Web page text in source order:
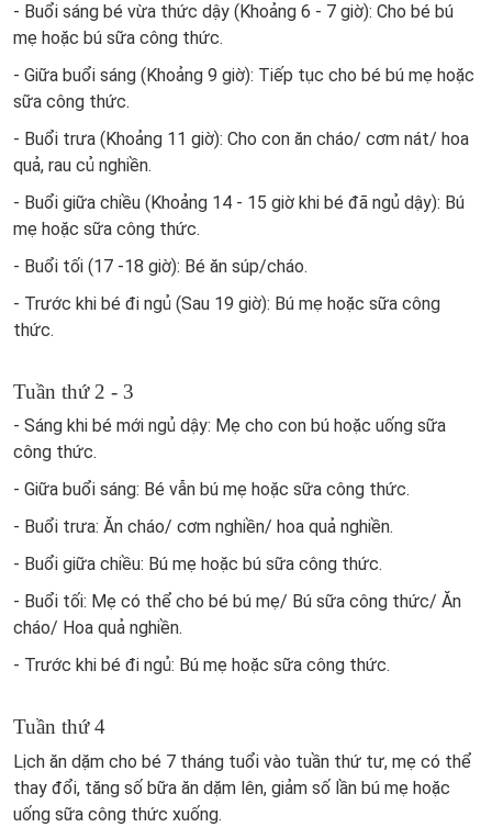
- Buổi sáng bé vừa thức dậy (Khoảng 6 - 7 giờ): Cho bé bú
mẹ hoặc bú sữa công thức.
- Giữa buổi sáng (Khoảng 9 giờ): Tiếp tục cho bé bú mẹ hoặc
sữa công thức.
- Buổi trưa (Khoảng 11 giờ): Cho con ăn cháo/ cơm nát/ hoa
quả, rau củ nghiền.
- Buổi giữa chiều (Khoảng 14 - 15 giờ khi bé đã ngủ dậy): Bú
mẹ hoặc sữa công thức.
- Buổi tối (17 -18 giờ): Bé ăn súp/cháo.
- Trước khi bé đi ngủ (Sau 19 giờ): Bú mẹ hoặc sữa công
thức.
Tuần thứ 2 - 3
- Sáng khi bé mới ngủ dậy: Mẹ cho con bú hoặc uống sữa
công thức.
- Giữa buổi sáng: Bé vẫn bú mẹ hoặc sữa công thức.
- Buổi trưa: Ăn cháo/ cơm nghiền/ hoa quả nghiền.
- Buổi giữa chiều: Bú mẹ hoặc bú sữa công thức.
- Buổi tối: Mẹ có thể cho bé bú mẹ/ Bú sữa công thức/ Ăn
cháo/ Hoa quả nghiền.
- Trước khi bé đi ngủ: Bú mẹ hoặc sữa công thức.
Tuần thứ 4
Lịch ăn dặm cho bé 7 tháng tuổi vào tuần thứ tư, mẹ có thể
thay đổi, tăng số bữa ăn dặm lên, giảm số lần bú mẹ hoặc
uống sữa công thức xuống.